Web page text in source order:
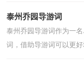
泰州乔园导游词
泰州乔园导游词作为一
词，借助导游词可以更